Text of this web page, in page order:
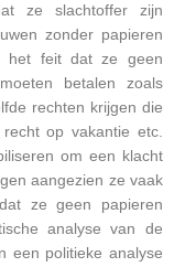
ze slachtoffer zijn
zonder papieren
het feit dat ze geen
betalen zoals
rechten krijgen die
op vakantie etc.
om een klacht
aangezien ze vaak
ze geen papieren
analyse van de
een politieke analyse